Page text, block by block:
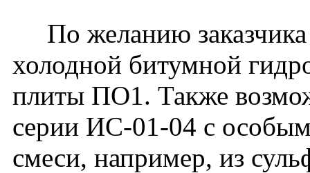
По желанию заказчика
холодной битумной
плиты ПО1. Также
серии ИС-01-04 с
смеси, например, из